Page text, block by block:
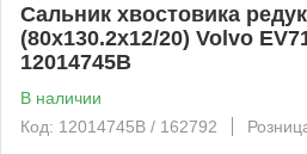
Сальник хвостовика
(80x130.2x12/20) Volvo
12014745B
В наличии
Код: 12014745B / 162792